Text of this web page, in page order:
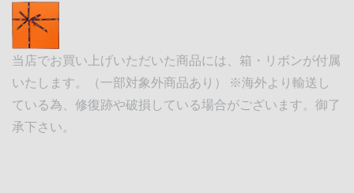
当店でお買い上げいただいた商品には、箱・リボンが付属
いたします。（一部対象外商品あり） ※海外より輸送し
ている為、修復跡や破損している場合がございます。御了
承下さい。